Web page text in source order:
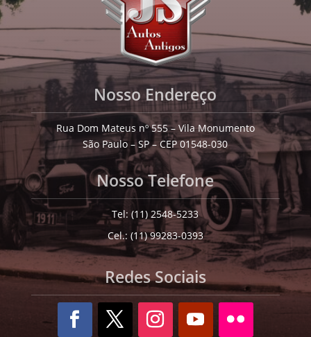
Nosso Endereço
Rua Dom Mateus nº 555 – Vila Monumento
São Paulo – SP – CEP 01548-030
Nosso Telefone
Tel: (11) 2548-5233
Cel.: (11) 99283-0393
Redes Sociais